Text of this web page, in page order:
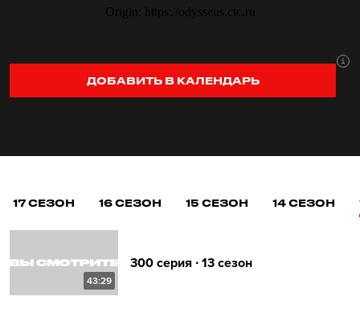
ДОБАВИТЬ В КАЛЕНДАРЬ
17 СЕЗОН 16 СЕЗОН 15 СЕЗОН 14 СЕЗОН
43:29
300 серия ∙ 13 сезон